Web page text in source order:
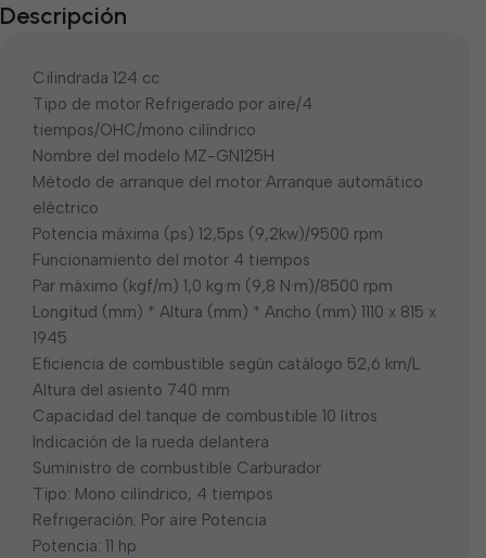
Descripción
Cilindrada 124 cc
Tipo de motor Refrigerado por aire/4
tiempos/OHC/mono cilíndrico
Nombre del modelo MZ-GN125H
Método de arranque del motor Arranque automático
eléctrico
Potencia máxima (ps) 12,5ps (9,2kw)/9500 rpm
Funcionamiento del motor 4 tiempos
Par máximo (kgf/m) 1,0 kg·m (9,8 N·m)/8500 rpm
Longitud (mm) * Altura (mm) * Ancho (mm) 1110 x 815 x
1945
Eficiencia de combustible según catálogo 52,6 km/L
Altura del asiento 740 mm
Capacidad del tanque de combustible 10 litros
Indicación de la rueda delantera
Suministro de combustible Carburador
Tipo: Mono cilíndrico, 4 tiempos
Refrigeración: Por aire Potencia
Potencia: 11 hp